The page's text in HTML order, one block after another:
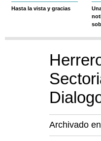
Hasta la vista y gracias
Archivado